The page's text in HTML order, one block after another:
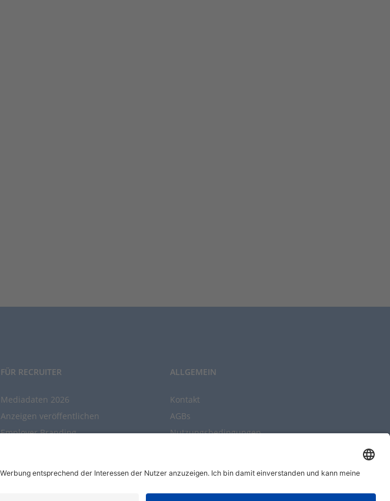
FÜR RECRUITER
Mediadaten 2026
Anzeigen veröffentlichen
Employer Branding
ALLGEMEIN
Kontakt
AGBs
Nutzungsbedingungen